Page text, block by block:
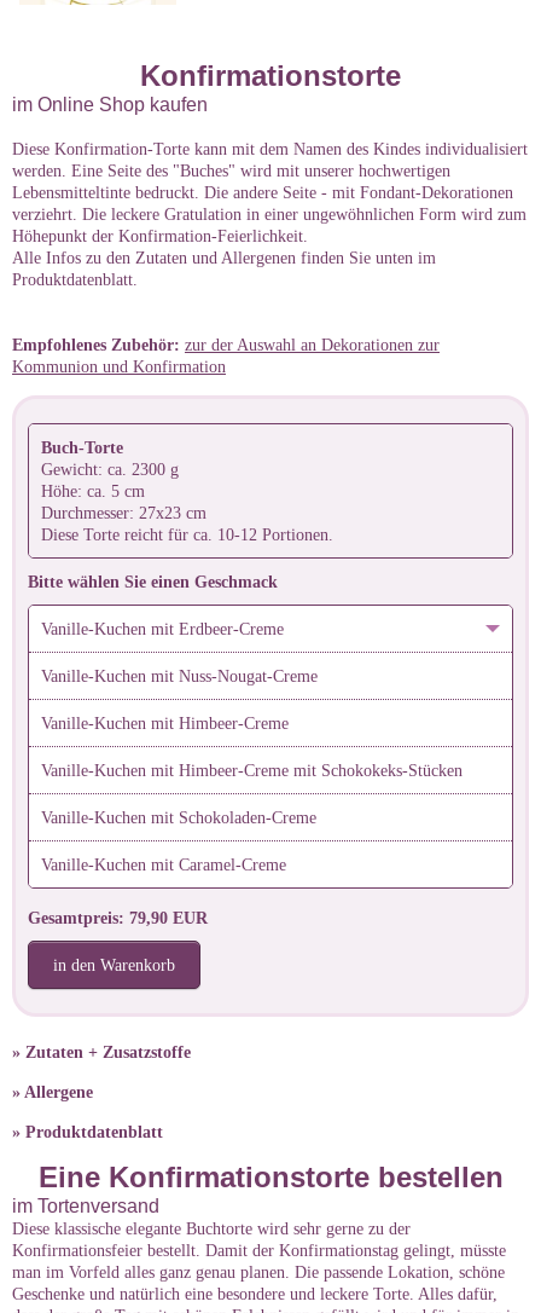
Konfirmationstorte
im Online Shop kaufen
Diese Konfirmation-Torte kann mit dem Namen des Kindes individualisiert
werden. Eine Seite des "Buches" wird mit unserer hochwertigen
Lebensmitteltinte bedruckt. Die andere Seite - mit Fondant-Dekorationen
verziehrt. Die leckere Gratulation in einer ungewöhnlichen Form wird zum
Höhepunkt der Konfirmation-Feierlichkeit.
Alle Infos zu den Zutaten und Allergenen finden Sie unten im
Produktdatenblatt.
Empfohlenes Zubehör: zur der Auswahl an Dekorationen zur
Kommunion und Konfirmation
Buch-Torte
Gewicht: ca. 2300 g
Höhe: ca. 5 cm
Durchmesser: 27x23 cm
Diese Torte reicht für ca. 10-12 Portionen.
Bitte wählen Sie einen Geschmack
Vanille-Kuchen mit Erdbeer-Creme
Vanille-Kuchen mit Nuss-Nougat-Creme
Vanille-Kuchen mit Himbeer-Creme
Vanille-Kuchen mit Himbeer-Creme mit Schokokeks-Stücken
Vanille-Kuchen mit Schokoladen-Creme
Vanille-Kuchen mit Caramel-Creme
Gesamtpreis: 79,90 EUR
in den Warenkorb
» Zutaten + Zusatzstoffe
» Allergene
» Produktdatenblatt
Eine Konfirmationstorte bestellen
im Tortenversand
Diese klassische elegante Buchtorte wird sehr gerne zu der
Konfirmationsfeier bestellt. Damit der Konfirmationstag gelingt, müsste
man im Vorfeld alles ganz genau planen. Die passende Lokation, schöne
Geschenke und natürlich eine besondere und leckere Torte. Alles dafür,